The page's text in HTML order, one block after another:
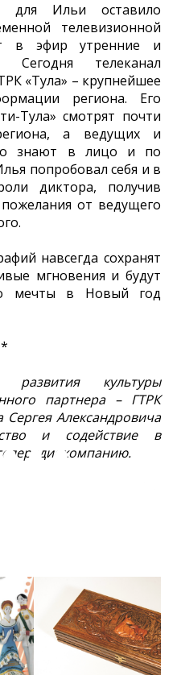
для Ильи оставило
телевизионной
в эфир утренние и
Сегодня телеканал
«Тула» – крупнейшее
региона. Его
Тула» смотрят почти
а ведущих и
знают в лицо и по
попробовал себя и в
диктора, получив
от ведущего
навсегда сохранят
мгновения и будут
мечты в Новый год
развития культуры
партнера – ГТРК
Сергея Александровича
и содействие в